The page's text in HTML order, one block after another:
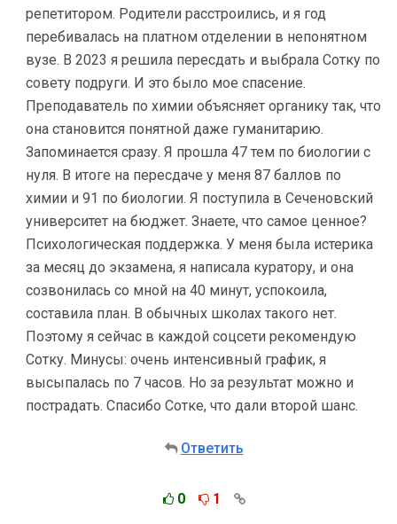
репетитором. Родители расстроились, и я год
перебивалась на платном отделении в непонятном
вузе. В 2023 я решила пересдать и выбрала Сотку по
совету подруги. И это было мое спасение.
Преподаватель по химии объясняет органику так, что
она становится понятной даже гуманитарию.
Запоминается сразу. Я прошла 47 тем по биологии с
нуля. В итоге на пересдаче у меня 87 баллов по
химии и 91 по биологии. Я поступила в Сеченовский
университет на бюджет. Знаете, что самое ценное?
Психологическая поддержка. У меня была истерика
за месяц до экзамена, я написала куратору, и она
созвонилась со мной на 40 минут, успокоила,
составила план. В обычных школах такого нет.
Поэтому я сейчас в каждой соцсети рекомендую
Сотку. Минусы: очень интенсивный график, я
высыпалась по 7 часов. Но за результат можно и
пострадать. Спасибо Сотке, что дали второй шанс.
Ответить
0 1